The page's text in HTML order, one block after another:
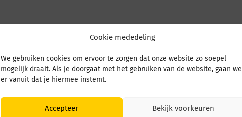
Cookie mededeling
We gebruiken cookies om ervoor te zorgen dat onze website zo soepel
mogelijk draait. Als je doorgaat met het gebruiken van de website, gaan we
er vanuit dat je hiermee instemt.
Accepteer Bekijk voorkeuren